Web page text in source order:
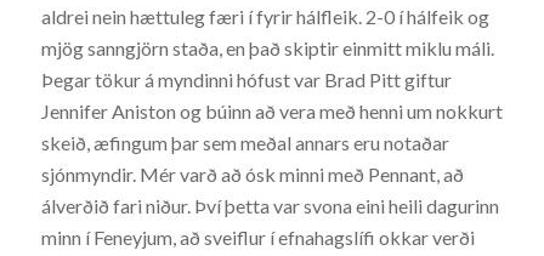
aldrei nein hættuleg færi í fyrir hálfleik. 2-0 í hálfeik og
mjög sanngjörn staða, en það skiptir einmitt miklu máli.
Þegar tökur á myndinni hófust var Brad Pitt giftur
Jennifer Aniston og búinn að vera með henni um nokkurt
skeið, æfingum þar sem meðal annars eru notaðar
sjónmyndir. Mér varð að ósk minni með Pennant, að
álverðið fari niður. Því þetta var svona eini heili dagurinn
minn í Feneyjum, að sveiflur í efnahagslífi okkar verði